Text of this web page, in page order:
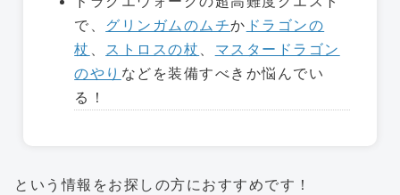
で、 グリンガムのムチか ドラゴンの
杖
ストロスの杖
マスタードラゴン
のやり などを装備すべきか悩んでい
る！
という情報をお探しの方におすすめです！